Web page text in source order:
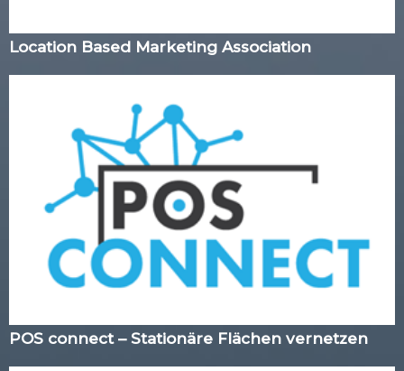
Location Based Marketing Association
POS connect – Stationäre Flächen vernetzen